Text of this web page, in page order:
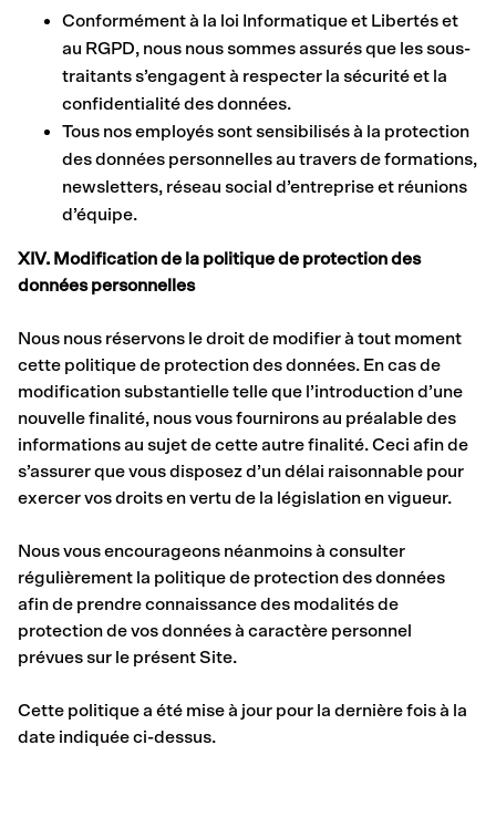
Conformément à la loi Informatique et Libertés et
au RGPD, nous nous sommes assurés que les sous-
traitants s’engagent à respecter la sécurité et la
confidentialité des données.
Tous nos employés sont sensibilisés à la protection
des données personnelles au travers de formations,
newsletters, réseau social d’entreprise et réunions
d’équipe.
XIV. Modification de la politique de protection des
données personnelles
Nous nous réservons le droit de modifier à tout moment
cette politique de protection des données. En cas de
modification substantielle telle que l’introduction d’une
nouvelle finalité, nous vous fournirons au préalable des
informations au sujet de cette autre finalité. Ceci afin de
s’assurer que vous disposez d’un délai raisonnable pour
exercer vos droits en vertu de la législation en vigueur.
Nous vous encourageons néanmoins à consulter
régulièrement la politique de protection des données
afin de prendre connaissance des modalités de
protection de vos données à caractère personnel
prévues sur le présent Site.
Cette politique a été mise à jour pour la dernière fois à la
date indiquée ci-dessus.